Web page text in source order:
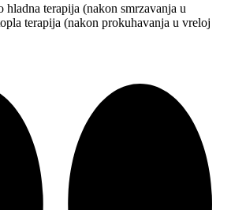
terapija (nakon smrzavanja u
terapija (nakon prokuhavanja u vreloj